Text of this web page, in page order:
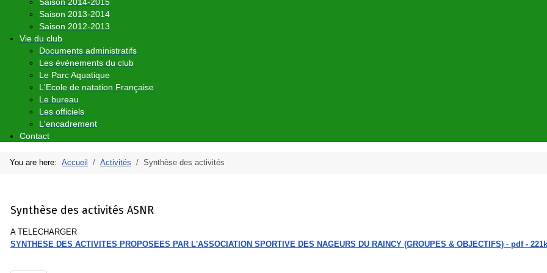
Saison 2013-2014
Saison 2012-2013
Vie du club
Documents administratifs
Les évènements du club
Le Parc Aquatique
L'Ecole de natation Française
Le bureau
Les officiels
L'encadrement
Contact
You are here: Accueil Activités Synthèse des activités
Synthèse des activités ASNR
A TELECHARGER
SYNTHESE DES ACTIVITES PROPOSEES PAR L'ASSOCIATION SPORTIVE DES NAGEURS DU RAINCY (GROUPES & OBJECTIFS)- pdf -